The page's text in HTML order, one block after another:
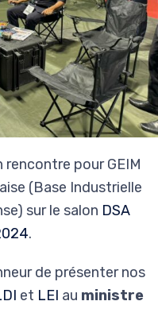
rencontre pour GEIM
(Base Industrielle
sur le salon DSA
.
de présenter nos
et LEI au ministre